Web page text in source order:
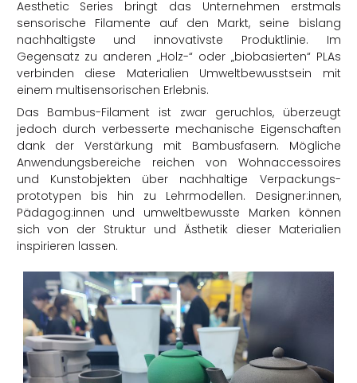
Aesthetic Series bringt das Unternehmen erstmals
sensorische Filamente auf den Markt, seine bislang
nachhaltigste und innovativste Produktlinie. Im
Gegensatz zu anderen „Holz-“ oder „biobasierten“ PLAs
verbinden diese Materialien Umweltbewusstsein mit
einem multisensorischen Erlebnis.
Das Bambus-Filament ist zwar geruchlos, überzeugt
jedoch durch verbesserte mechanische Eigenschaften
dank der Verstärkung mit Bambusfasern. Mögliche
Anwendungsbereiche reichen von Wohnaccessoires
und Kunstobjekten über nachhaltige Verpackungs-
prototypen bis hin zu Lehrmodellen. Designer:innen,
Pädagog:innen und umweltbewusste Marken können
sich von der Struktur und Ästhetik dieser Materialien
inspirieren lassen.